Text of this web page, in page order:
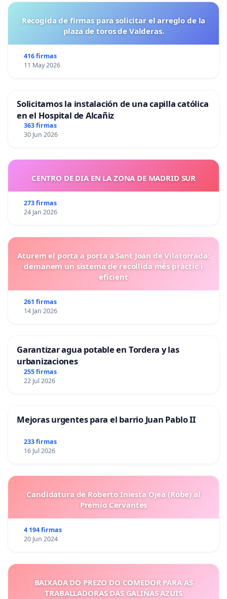
Recogida de firmas para solicitar el arreglo de la
plaza de toros de Valderas.
416 firmas
11 May 2026
Solicitamos la instalación de una capilla católica
en el Hospital de Alcañiz
363 firmas
30 Jun 2026
CENTRO DE DIA EN LA ZONA DE MADRID SUR
273 firmas
24 Jan 2026
Aturem el porta a porta a Sant Joan de Vilatorrada:
demanem un sistema de recollida més pràctic i
eficient
261 firmas
14 Jan 2026
Garantizar agua potable en Tordera y las
urbanizaciones
255 firmas
22 Jul 2026
Mejoras urgentes para el barrio Juan Pablo II
233 firmas
16 Jul 2026
Candidatura de Roberto Iniesta Ojea (Robe) al
Premio Cervantes
4 194 firmas
20 Jun 2024
BAIXADA DO PREZO DO COMEDOR PARA AS
TRABALLADORAS DAS GALIÑAS AZUIS